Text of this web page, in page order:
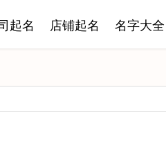
起名 店铺起名 名字大全